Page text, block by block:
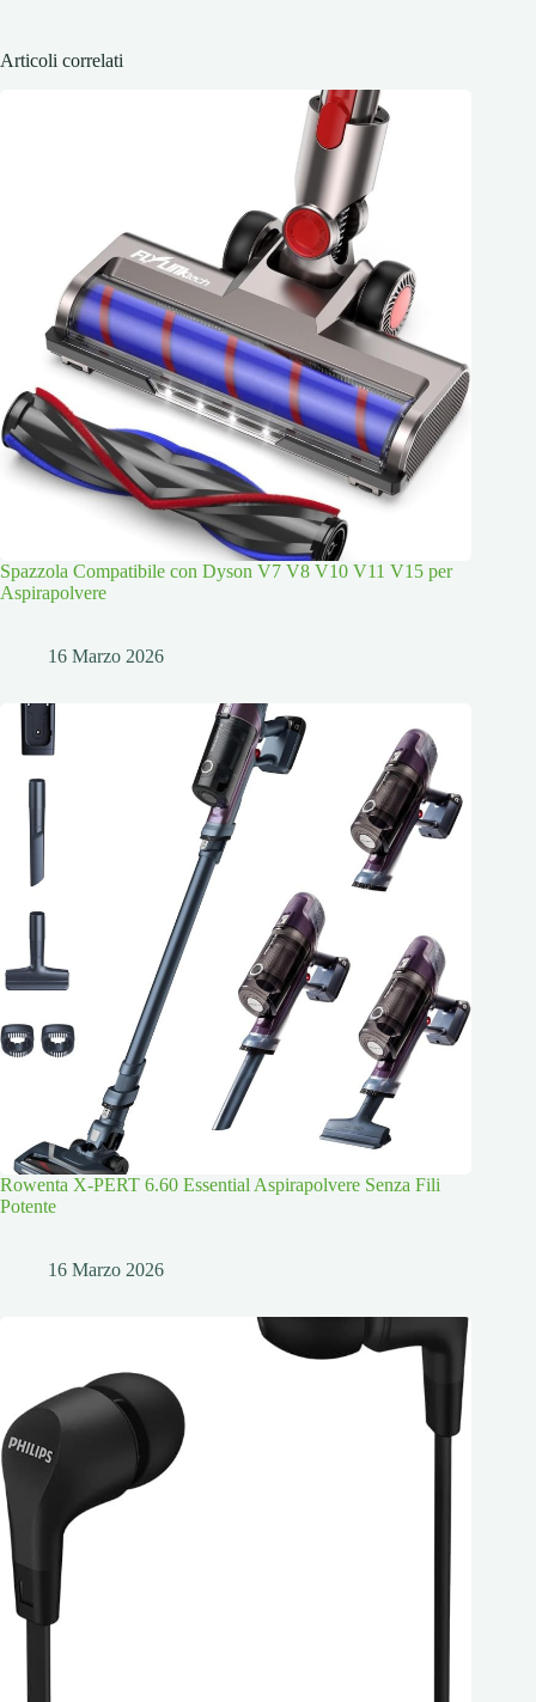
Articoli correlati
Spazzola Compatibile con Dyson V7 V8 V10 V11 V15 per
Aspirapolvere
16 Marzo 2026
Rowenta X-PERT 6.60 Essential Aspirapolvere Senza Fili
Potente
16 Marzo 2026